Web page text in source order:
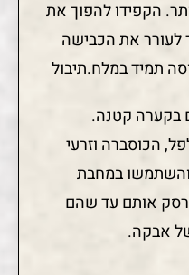
הקפידו להפוך את
לעורר את הכבישה
תמיד במלח.תיבול
בקערה קטנה.
הכוסברה וזרעי
במחבת
אותם עד שהם
אבקה.